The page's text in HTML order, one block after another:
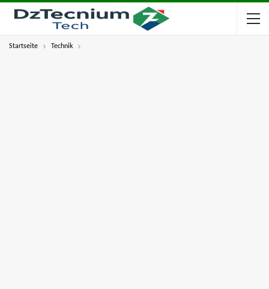
Startseite Technik